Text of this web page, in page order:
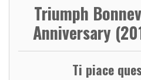
Triumph
Anniversary
Ti piace